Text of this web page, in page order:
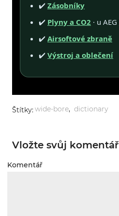
✔️ Zásobníky
✔️ Plyny a CO2 · u AEG
✔️ Airsoftové zbraně
✔️ Výstroj a oblečení
Štítky: wide-bore, dictionary
Vložte svůj komentář
Komentář